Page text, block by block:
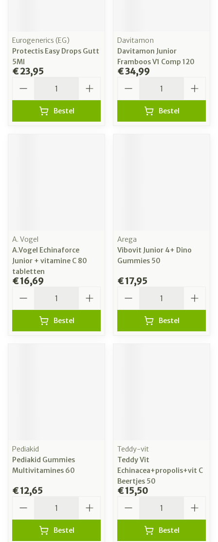
Eurogenerics (EG)
Protectis Easy Drops Gutt
5Ml
€ 23,95
Bestel
Davitamon
Davitamon Junior
Framboos V1 Comp 120
€ 34,99
Bestel
A. Vogel
A.Vogel Echinaforce
Junior + vitamine C 80
tabletten
€ 16,69
Bestel
Arega
Vibovit Junior 4+ Dino
Gummies 50
€ 17,95
Bestel
Pediakid
Pediakid Gummies
Multivitamines 60
€ 12,65
Bestel
Teddy-vit
Teddy Vit
Echinacea+propolis+vit C
Beertjes 50
€ 15,50
Bestel